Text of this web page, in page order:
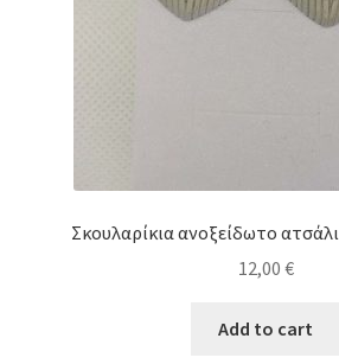
Σκουλαρίκια ανοξείδωτο
12,00 €
Add to cart